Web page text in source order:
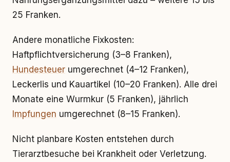
25 Franken.
Andere monatliche Fixkosten:
Haftpflichtversicherung (3–8 Franken),
Hundesteuer umgerechnet (4–12 Franken),
Leckerlis und Kauartikel (10–20 Franken). Alle drei
Monate eine Wurmkur (5 Franken), jährlich
Impfungen umgerechnet (8–15 Franken).
Nicht planbare Kosten entstehen durch
Tierarztbesuche bei Krankheit oder Verletzung.